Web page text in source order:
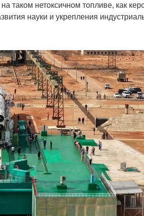
таком нетоксичном топливе, как
науки и укрепления